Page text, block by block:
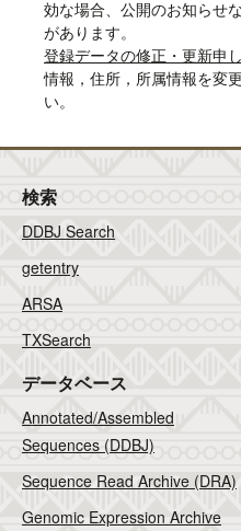
効な場合、公開のお知らせ
があります。
登録データの修正・更新申
情報，住所，所属情報を変
い。
検索
DDBJ Search
getentry
ARSA
TXSearch
データベース
Annotated/Assembled
Sequences (DDBJ)
Sequence Read Archive (DRA)
Genomic Expression Archive